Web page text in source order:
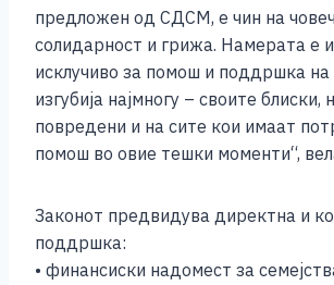
e
b
o
o
k
e
n
g
er
er s
A
p
p
предложен од СДСМ, е чин на
солидарност и грижа. Намерата е
исклучиво за помош и поддршка на
изгубија најмногу – своите блиски,
повредени и на сите кои имаат
помош во овие тешки моменти“,
Законот предвидува директна и
поддршка:
• финансиски надомест за